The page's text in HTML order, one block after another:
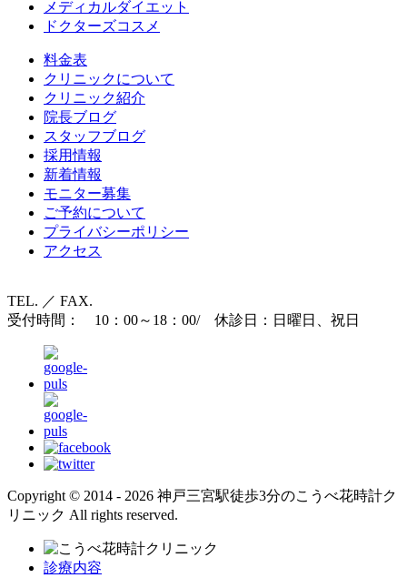
メディカルダイエット
ドクターズコスメ
料金表
クリニックについて
クリニック紹介
院長ブログ
スタッフブログ
採用情報
新着情報
モニター募集
ご予約について
プライバシーポリシー
アクセス
TEL. ／ FAX.
受付時間： 10：00～18：00/ 休診日：日曜日、祝日
Copyright © 2014 - 2026 神戸三宮駅徒歩3分のこうべ花時計ク
リニック All rights reserved.
診療内容